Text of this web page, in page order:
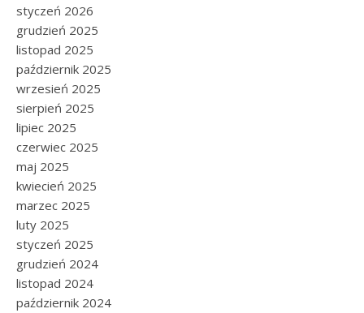
styczeń 2026
grudzień 2025
listopad 2025
październik 2025
wrzesień 2025
sierpień 2025
lipiec 2025
czerwiec 2025
maj 2025
kwiecień 2025
marzec 2025
luty 2025
styczeń 2025
grudzień 2024
listopad 2024
październik 2024